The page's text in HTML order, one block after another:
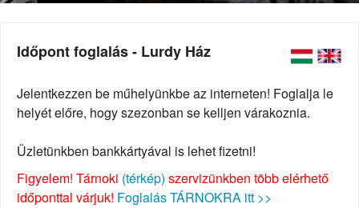
Időpont foglalás - Lurdy Ház
Jelentkezzen be műhelyünkbe az interneten! Foglalja le
helyét előre, hogy szezonban se kelljen várakoznia.
Üzletünkben bankkártyával is lehet fizetni!
Figyelem! Tárnoki (térkép) szervizünkben több elérhető
időponttal várjuk! Foglalás TÁRNOKRA itt >>